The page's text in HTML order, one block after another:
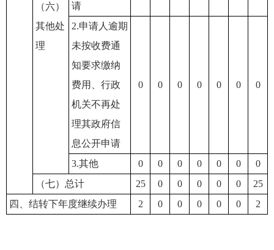
（六）
其他处
理
请
2.申请人逾期
未按收费通
知要求缴纳
费用、行政
机关不再处
理其政府信
息公开申请
0 0 0 0 0 0 0
3.其他 0 0 0 0 0 0
0
（七）总计
25 0 0 0 0 0
25
四、结转下年度继续办理
2 0 0 0 0 0 2